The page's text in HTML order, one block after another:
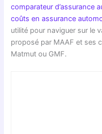
comparateur d’assurance
coûts en assurance
utilité pour naviguer sur le
proposé par MAAF et ses
Matmut ou GMF.